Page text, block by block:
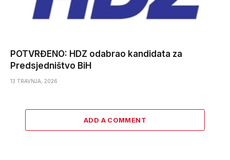
POTVRĐENO: HDZ odabrao kandidata za
Predsjedništvo BiH
13 TRAVNJA, 2026
ADD A COMMENT